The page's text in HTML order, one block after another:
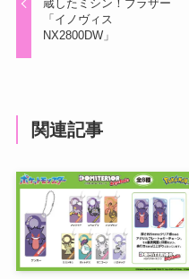
蔵したミシン！ブラザー
「イノヴィス
NX2800DW」
関連記事